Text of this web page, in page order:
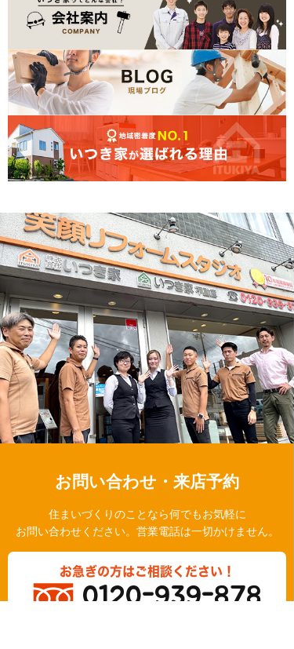
お問い合わせ・来店予約
住まいづくりのことなら何でもお気軽に
お問い合わせください。営業電話は一切かけません。
お急ぎの方はご相談ください！
0120-939-878